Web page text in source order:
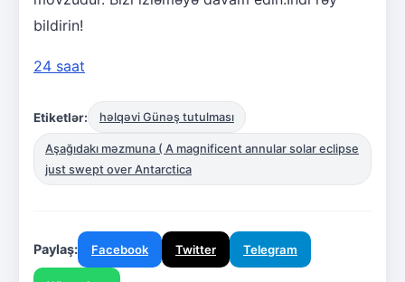
bildirin!
24 saat
Etiketlər: həlqəvi Günəş tutulması
Aşağıdakı məzmuna ( A magnificent annular solar eclipse
just swept over Antarctica
Paylaş: Facebook Twitter Telegram